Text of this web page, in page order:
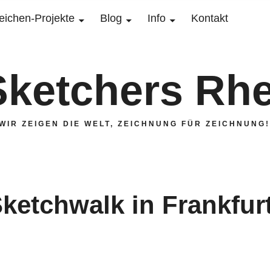
Projekte Blog Info Kontakt
ZEIGEN DIE WELT, ZEICHNUNG FÜR ZEICHNUNG!
in